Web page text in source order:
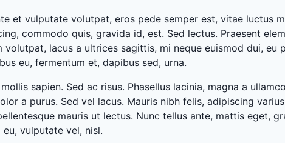
et vulputate volutpat, eros pede semper est, vitae luctus
commodo quis, gravida id, est. Sed lectus. Praesent
volutpat, lacus a ultrices sagittis, mi neque euismod dui, eu
eu, fermentum et, dapibus sed, urna.
sapien. Sed ac risus. Phasellus lacinia, magna a
a purus. Sed vel lacus. Mauris nibh felis, adipiscing
mauris ut lectus. Nunc tellus ante, mattis eget,
vulputate vel, nisl.